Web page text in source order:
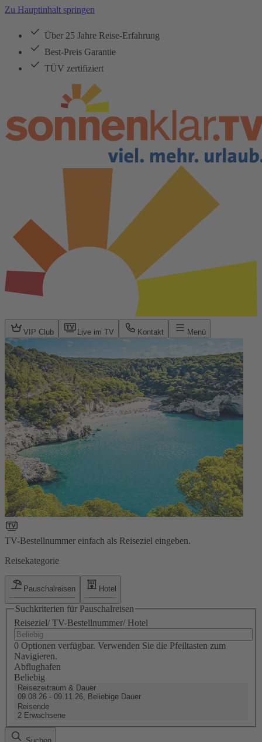
Zu Hauptinhalt springen
Über 25 Jahre Reise-Erfahrung
Best-Preis Garantie
TÜV zertifiziert
VIP Club Live im TV Kontakt Menü
TV-Bestellnummer einfach als Reiseziel eingeben.
Reisekategorie
Pauschalreisen Hotel
Suchkriterien für Pauschalreisen
Reiseziel/ TV-Bestellnummer/ Hotel
0 Optionen verfügbar. Verwenden Sie die Pfeiltasten zum
Navigieren.
Abflughafen
Beliebig
Reisezeitraum & Dauer
09.08.26 - 09.11.26, Beliebige Dauer
Reisende
2 Erwachsene